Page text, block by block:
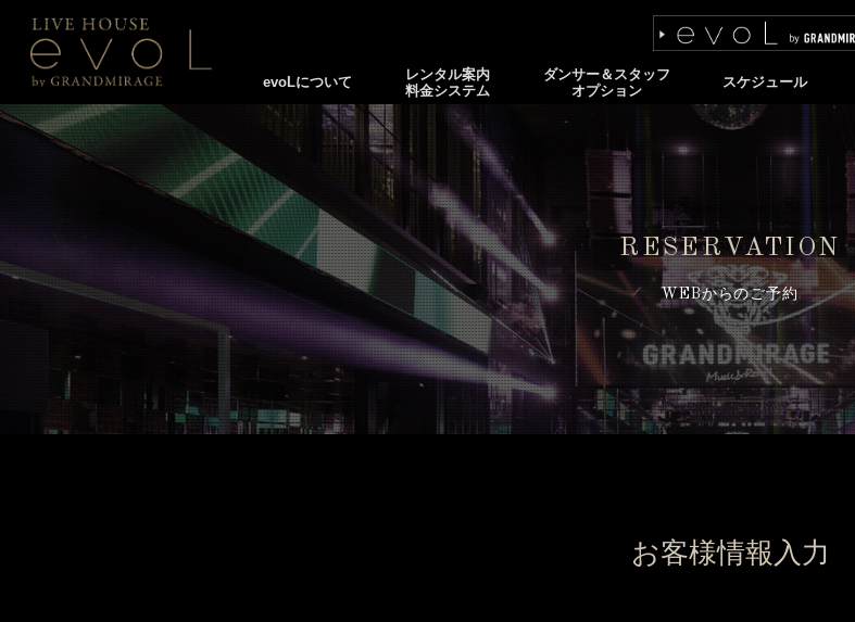
evoLについて
レンタル案内
料金システム
ダンサー＆スタッフ
オプション
スケジュール
RESERVATION
WEBからのご予約
お客様情報入力